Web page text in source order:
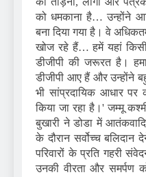
को धमकाना है… उन्होंने
बना दिया गया है। वे
खोज रहे हैं… हमें यहां
डीजीपी की जरूरत है।
डीजीपी आए हैं और उन्होंने
भी सांप्रदायिक आधार
किया जा रहा है।' जम्मू
बुखारी ने डोडा में
के दौरान सर्वोच्च
परिवारों के प्रति गहरी
उनकी वीरता और समर्पण